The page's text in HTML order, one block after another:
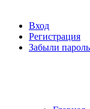
Вход
Регистрация
Забыли